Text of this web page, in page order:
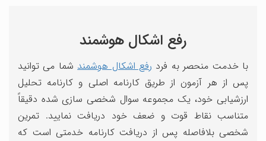
رفع اشکال هوشمند
با خدمت منحصر به فرد رفع اشکال هوشمندشما می توانید
پس از هر آزمون از طریق کارنامه اصلی و کارنامه تحلیل
ارزشیابی خود، یک مجموعه سوال شخصی سازی شده دقیقاً
متناسب نقاط قوت و ضعف خود دریافت نمایید. تمرین
شخصی بلافاصله پس از دریافت کارنامه خدمتی است که